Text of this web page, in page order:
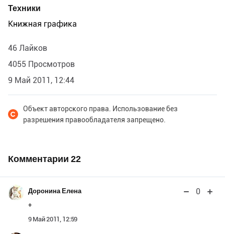
Техники
Книжная графика
46 Лайков
4055 Просмотров
9 Май 2011, 12:44
Объект авторского права. Использование без
разрешения правообладателя запрещено.
Комментарии 22
Доронина Елена 0
+
9 Май 2011, 12:59